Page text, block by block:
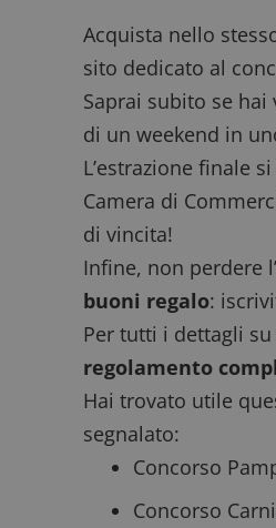
Acquista nello
sito dedicato al
Saprai subito se
di un weekend in
L’estrazione finale
Camera di
di vincita!
Infine, non perdere
buoni regalo:
Per tutti i dettagli
regolamento
Hai trovato utile
segnalato:
Concorso
Concorso